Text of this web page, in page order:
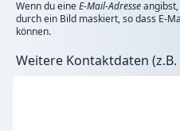
Wenn du eineE-Mail-Adresse
durch ein Bild maskiert, so dass E-
können.
Weitere Kontaktdaten